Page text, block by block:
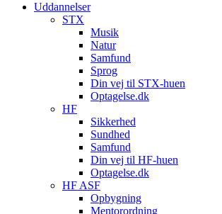
Uddannelser
STX
Musik
Natur
Samfund
Sprog
Din vej til STX-huen
Optagelse.dk
HF
Sikkerhed
Sundhed
Samfund
Din vej til HF-huen
Optagelse.dk
HF ASF
Opbygning
Mentorordning